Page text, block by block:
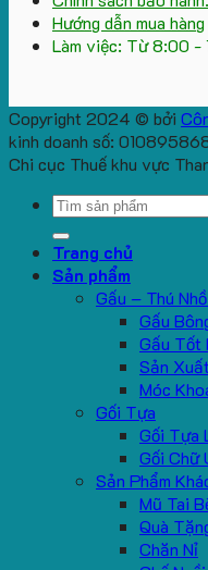
Hướng dẫn mua hàng
Làm việc: Từ 8:00 -
Copyright 2024 © bởi
kinh doanh số:
Chi cục Thuế khu vực
Search
Trang chủ
Sản phẩm
Gấu – Thú
Gấu
Gấu Tốt
Sản
Móc
Gối Tựa
Gối Tựa
Gối Chữ
Sản Phẩm
Mũ Tai
Quà
Chăn Nỉ